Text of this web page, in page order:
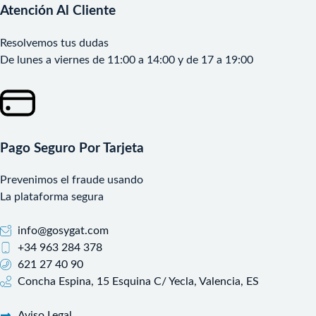
Atención Al Cliente
Resolvemos tus dudas
De lunes a viernes de 11:00 a 14:00 y de 17 a 19:00
Pago Seguro Por Tarjeta
Prevenimos el fraude usando
La plataforma segura
info@gosygat.com
+34 963 284 378
621 27 40 90
Concha Espina, 15 Esquina C/ Yecla, Valencia, ES